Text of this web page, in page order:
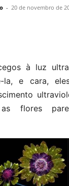
- 20 de novembro de
à luz
la, e cara,
flores